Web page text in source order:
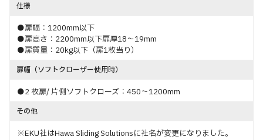
仕様
●扉幅：1200mm以下
●扉高さ：2200mm以下扉厚18～19mm
●扉質量：20kg以下（扉1枚当り）
扉幅（ソフトクローザー使用時）
●2 枚扉/ 片側ソフトクローズ：450～1200mm
その他
※EKU社はHawa Sliding Solutionsに社名が変更になりました。